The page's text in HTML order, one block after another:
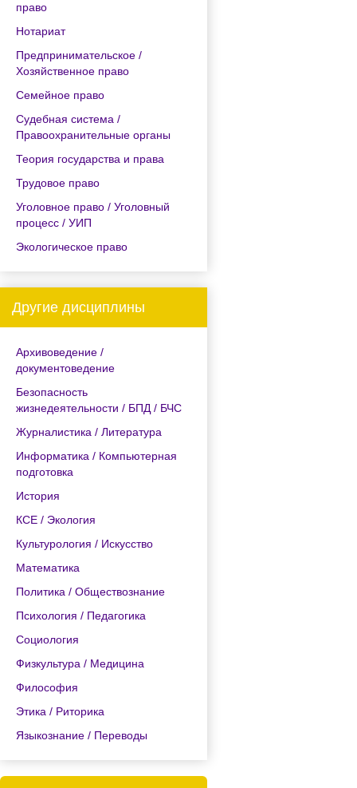
право
Нотариат
Предпринимательское /
Хозяйственное право
Семейное право
Судебная система /
Правоохранительные органы
Теория государства и права
Трудовое право
Уголовное право / Уголовный
процесс / УИП
Экологическое право
Другие дисциплины
Архивоведение /
документоведение
Безопасность
жизнедеятельности / БПД / БЧС
Журналистика / Литература
Информатика / Компьютерная
подготовка
История
КСЕ / Экология
Культурология / Искусство
Математика
Политика / Обществознание
Психология / Педагогика
Социология
Физкультура / Медицина
Философия
Этика / Риторика
Языкознание / Переводы